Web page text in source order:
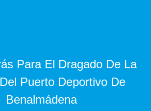
Para El Dragado De La
Puerto Deportivo De
Benalmádena